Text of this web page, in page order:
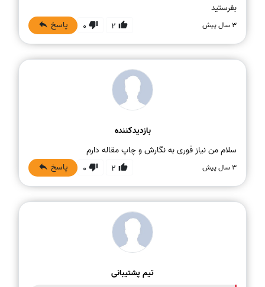
بفرستید
3 سال پیش 2
0 پاسخ
بازدیدکننده
سلام من نیاز فوری به نگارش و چاپ مقاله دارم
3 سال پیش 2
0 پاسخ
تیم پشتیبانی